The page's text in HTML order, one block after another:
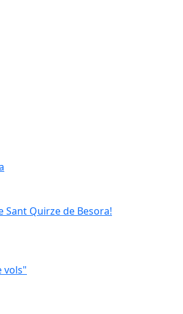
Quirze de Besora!
vols"